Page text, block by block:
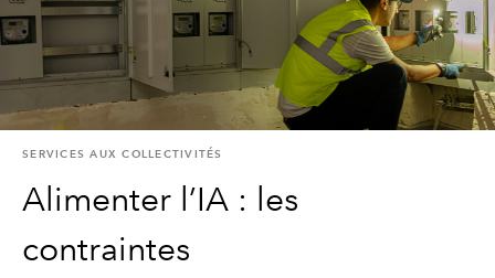
SERVICES AUX COLLECTIVITÉS
Alimenter l’IA : les
contraintes